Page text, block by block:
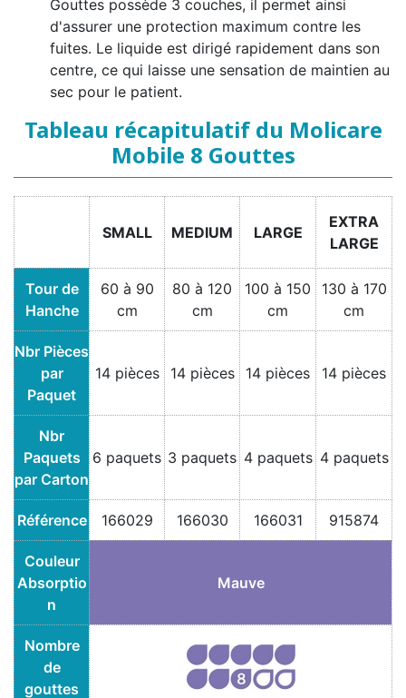
Gouttes possède 3 couches, il permet ainsi
d'assurer une protection maximum contre les
fuites. Le liquide est dirigé rapidement dans son
centre, ce qui laisse une sensation de maintien au
sec pour le patient.
Tableau récapitulatif du Molicare
Mobile 8 Gouttes
SMALL MEDIUM LARGE
EXTRA
LARGE
Tour de
Hanche
60 à 90
cm
80 à 120
cm
100 à 150
cm
130 à 170
cm
Nbr Pièces
par
Paquet
14 pièces 14 pièces 14 pièces 14 pièces
Nbr
Paquets
par Carton
6 paquets 3 paquets 4 paquets 4 paquets
Référence 166029 166030 166031 915874
Couleur
Absorptio
n
Mauve
Nombre
de
gouttes